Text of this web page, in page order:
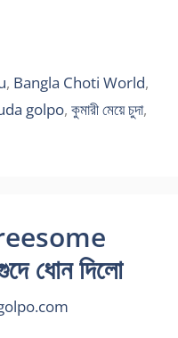
, Bangla Choti World,
golpo, কুমারী মেয়ে চুদা,
ধোন দিলো